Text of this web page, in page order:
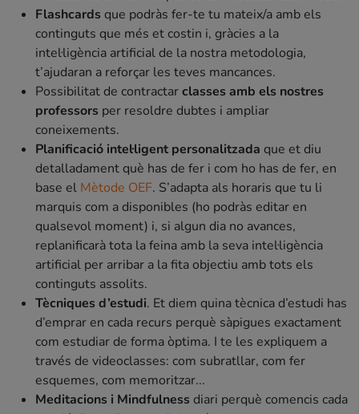
Flashcards que podràs fer-te tu mateix/a amb els
continguts que més et costin i, gràcies a la
intel·ligència artificial de la nostra metodologia,
t’ajudaran a reforçar les teves mancances.
Possibilitat de contractarclasses amb els nostres
professors per resoldre dubtes i ampliar
coneixements.
Planificació intel·ligent personalitzada que et diu
detalladament què has de fer i com ho has de fer, en
base el Mètode OEF. S’adapta als horaris que tu li
marquis com a disponibles (ho podràs editar en
qualsevol moment) i, si algun dia no avances,
replanificarà tota la feina amb la seva intel·ligència
artificial per arribar a la fita objectiu amb tots els
continguts assolits.
Tècniques d’estudi. Et diem quina tècnica d’estudi has
d’emprar en cada recurs perquè sàpigues exactament
com estudiar de forma òptima. I te les expliquem a
través de videoclasses: com subratllar, com fer
esquemes, com memoritzar...
Meditacions i Mindfulness diari perquè comencis cada